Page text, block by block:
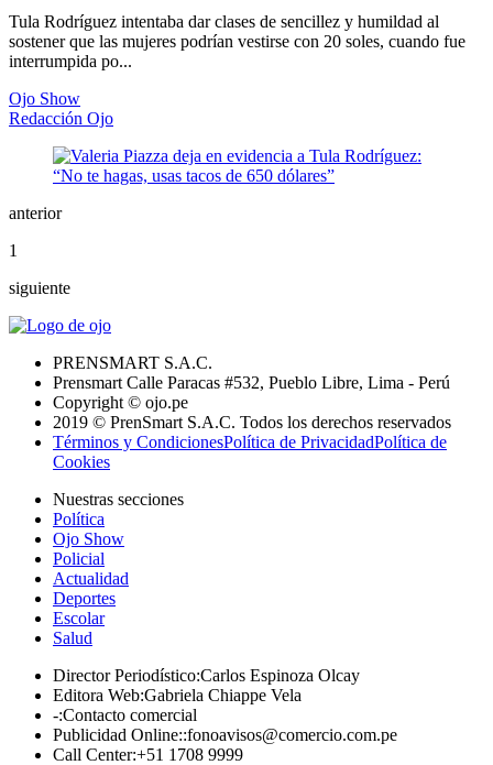
Tula Rodríguez intentaba dar clases de sencillez y humildad al
sostener que las mujeres podrían vestirse con 20 soles, cuando fue
interrumpida po...
Ojo Show
Redacción Ojo
anterior
1
siguiente
PRENSMART S.A.C.
Prensmart Calle Paracas #532, Pueblo Libre, Lima - Perú
Copyright © ojo.pe
2019 © PrenSmart S.A.C. Todos los derechos reservados
Términos y CondicionesPolítica de PrivacidadPolítica de
Cookies
Nuestras secciones
Política
Ojo Show
Policial
Actualidad
Deportes
Escolar
Salud
Director Periodístico:Carlos Espinoza Olcay
Editora Web:Gabriela Chiappe Vela
-:Contacto comercial
Publicidad Online::fonoavisos@comercio.com.pe
Call Center:+51 1708 9999